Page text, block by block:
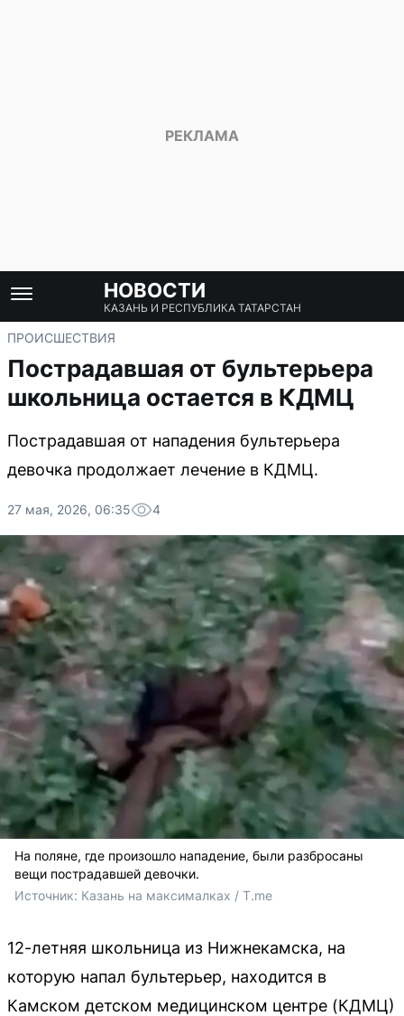
НОВОСТИ
КАЗАНЬ И РЕСПУБЛИКА ТАТАРСТАН
ПРОИСШЕСТВИЯ
Пострадавшая от бультерьера
школьница остается в КДМЦ
Пострадавшая от нападения бультерьера
девочка продолжает лечение в КДМЦ.
27 мая, 2026, 06:35 4
На поляне, где произошло нападение, были разбросаны
вещи пострадавшей девочки.
Источник: Казань на максималках / T.me
12-летняя школьница из Нижнекамска, на
которую напал бультерьер, находится в
Камском детском медицинском центре (КДМЦ)